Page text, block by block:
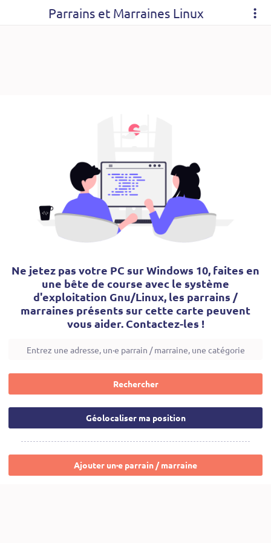
Parrains et Marraines Linux
Ne jetez pas votre PC sur Windows 10, faites en
une bête de course avec le système
d'exploitation Gnu/Linux, les parrains /
marraines présents sur cette carte peuvent
vous aider. Contactez-les !
Rechercher
Géolocaliser ma position
Ajouter un·e parrain / marraine